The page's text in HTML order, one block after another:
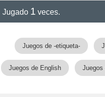
Jugado 1 veces.
Juegos de -etiqueta-
Juegos de English Juegos